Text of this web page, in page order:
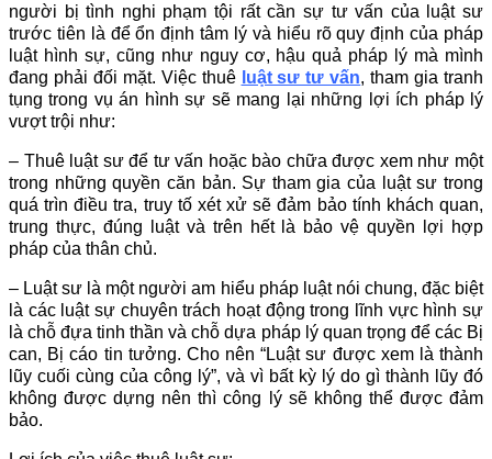
người bị tình nghi phạm tội rất cần sự tư vấn của luật sư
trước tiên là để ổn định tâm lý và hiểu rõ quy định của pháp
luật hình sự, cũng như nguy cơ, hậu quả pháp lý mà mình
đang phải đối mặt. Việc thuê luật sư tư vấn, tham gia tranh
tụng trong vụ án hình sự sẽ mang lại những lợi ích pháp lý
vượt trội như:
– Thuê luật sư để tư vấn hoặc bào chữa được xem như một
trong những quyền căn bản. Sự tham gia của luật sư trong
quá trìn điều tra, truy tố xét xử sẽ đảm bảo tính khách quan,
trung thực, đúng luật và trên hết là bảo vệ quyền lợi hợp
pháp của thân chủ.
– Luật sư là một người am hiểu pháp luật nói chung, đặc biệt
là các luật sự chuyên trách hoạt động trong lĩnh vực hình sự
là chỗ đựa tinh thần và chỗ dựa pháp lý quan trọng để các Bị
can, Bị cáo tin tưởng. Cho nên “Luật sư được xem là thành
lũy cuối cùng của công lý”, và vì bất kỳ lý do gì thành lũy đó
không được dựng nên thì công lý sẽ không thể được đảm
bảo.